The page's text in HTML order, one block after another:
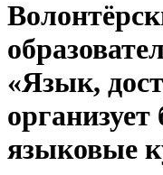
«Язык,
языковые